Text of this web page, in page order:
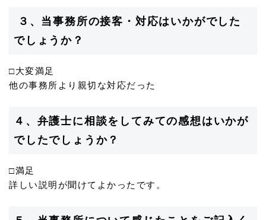
３、当事務所の接客・対応はいかがでした
でしょうか？
□大変満足
他の事務所より親切な対応だった
４、弁護士に相談をしてみての感想はいかが
でしたでしょうか？
□満足
詳しい説明が聞けてよかったです。